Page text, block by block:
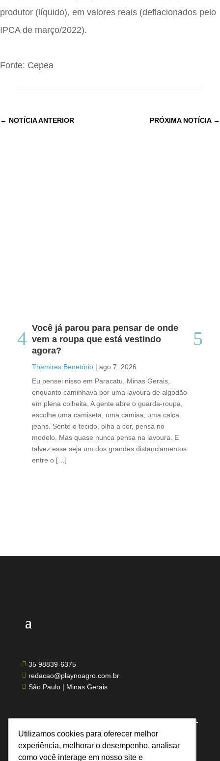
Utilizamos cookies para oferecer melhor
experiência, melhorar o desempenho, analisar
como você interage em nosso site e
produtor (líquido), em valores reais (deflacionados pelo
IPCA de março/2022).
Fonte: Cepea
← NOTÍCIA ANTERIOR PRÓXIMA NOTÍCIA→
Você já parou para pensar de onde
vem a roupa que está vestindo
agora?
Thamires Benetório | ago 7, 2026
Eu pensei nisso em Paracatu, Minas Gerais,
enquanto caminhava por uma lavoura de algodão
em plena colheita. A gente abre o guarda-roupa,
escolhe uma camiseta, uma camisa, uma calça
jeans. Sente o tecido, olha a cor, pensa no
modelo. Mas quase nunca pensa na lavoura. E
talvez esse seja um dos grandes distanciamentos
entre o […]
 35 98839-6375
 redacao@playnoagro.com.br
 São Paulo | Minas Gerais